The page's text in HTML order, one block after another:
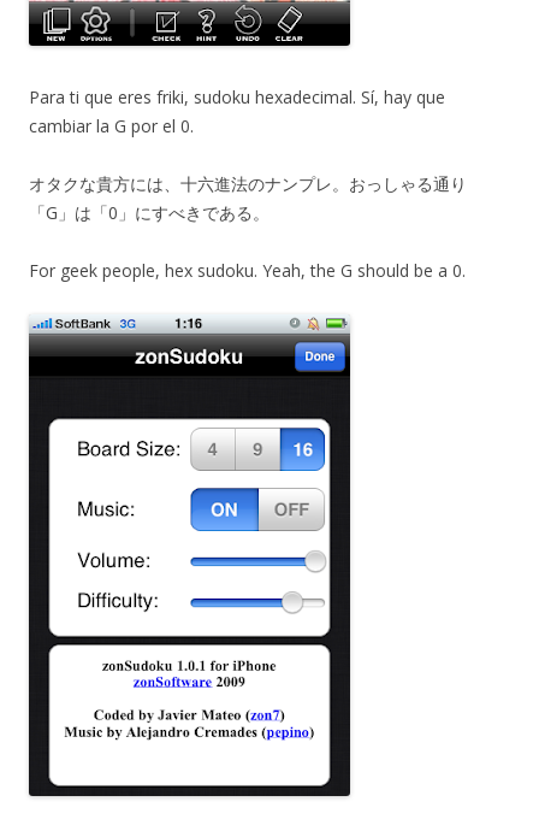
Para ti que eres friki, sudoku hexadecimal. Sí, hay que
cambiar la G por el 0.
オタクな貴方には、十六進法のナンプレ。おっしゃる通り
「G」は「0」にすべきである。
For geek people, hex sudoku. Yeah, the G should be a 0.